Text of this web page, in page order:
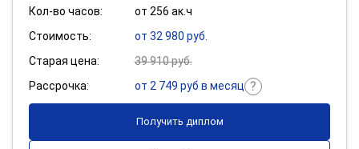
Кол-во часов:
от 256 ак.ч
Стоимость:
от 32 980 руб.
Старая цена:
39 910 руб.
Рассрочка:
от 2 749 руб в месяц
Получить диплом